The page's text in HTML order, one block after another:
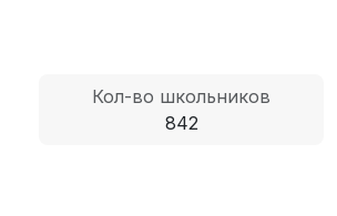
Кол-во школьников
842